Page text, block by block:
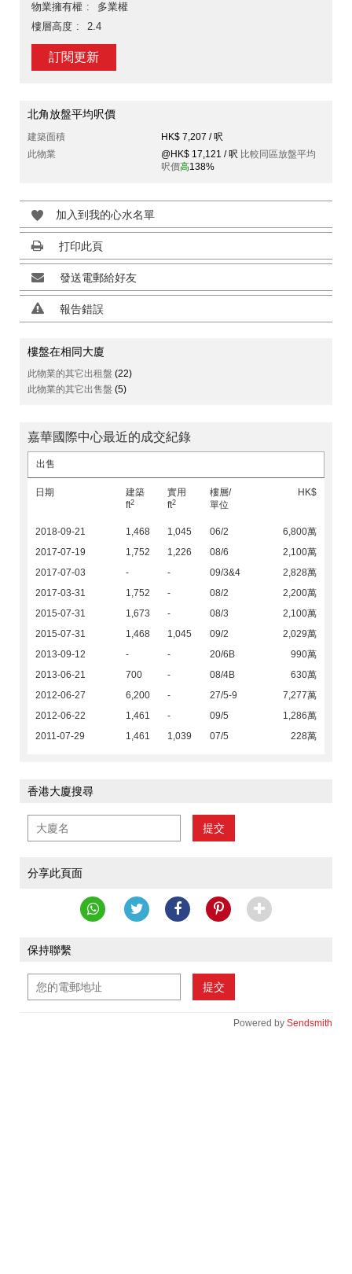
物業擁有權
多業權
樓層高度
2.4
訂閱更新
北角放盤平均呎價
建築面積
HK$ 7,207 / 呎
此物業
@HK$ 17,121 / 呎 比較同區放盤平均
呎價高138%
加入到我的心水名單
打印此頁
發送電郵給好友
報告錯誤
樓盤在相同大廈
此物業的其它出租盤 (22)
此物業的其它出售盤 (5)
嘉華國際中心最近的成交紀錄
出售
日期
建築
ft2
實用
ft2
樓層/
單位
HK$
2018-09-21 1,468 1,045 06/2
6,800萬
2017-07-19
1,752 1,226 08/6
2,100萬
2017-07-03
- - 09/3&4
2,828萬
2017-03-31
1,752 - 08/2
2,200萬
2015-07-31
1,673 - 08/3
2,100萬
2015-07-31
1,468 1,045 09/2
2,029萬
2013-09-12
- - 20/6B
990萬
2013-06-21
700 - 08/4B
630萬
2012-06-27
6,200 - 27/5-9
7,277萬
2012-06-22
1,461 - 09/5
1,286萬
2011-07-29
1,461 1,039 07/5 228萬
香港大廈搜尋
提交
分享此頁面
保持聯繫
提交
Powered by Sendsmith